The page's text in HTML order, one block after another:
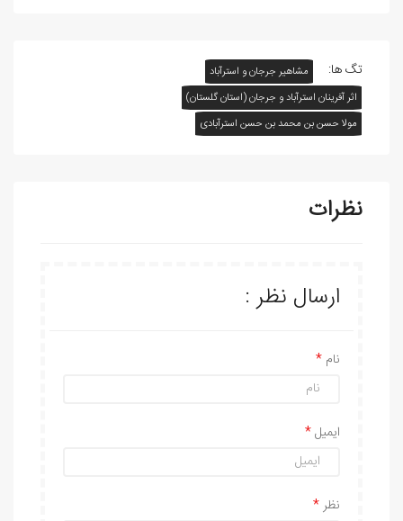
تگ ها:
مشاهیر جرجان و استرآباد
اثر آفرينان استرآباد و جرجان (استان گلستان)
مولا حسن بن محمد بن حسن استرآبادی
نظرات
ارسال نظر :
نام
ایمیل
نظر